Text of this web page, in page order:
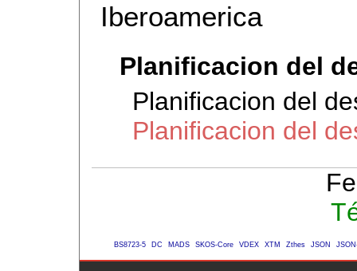
Iberoamerica
Planificacion del
Planificacion del
Planificacion del
BS8723-5 DC MADS SKOS-Core VDEX XTM Zthes JSON